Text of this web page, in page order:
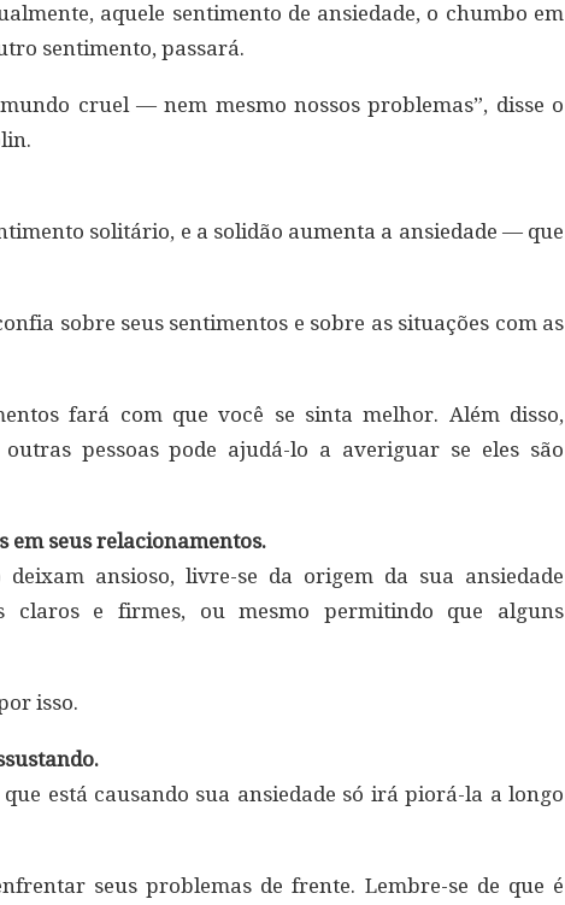
aquele sentimento de ansiedade, o chumbo em
sentimento, passará.
cruel — nem mesmo nossos problemas”, disse o
solitário, e a solidão aumenta a ansiedade — que
sobre seus sentimentos e sobre as situações com as
fará com que você se sinta melhor. Além disso,
pessoas pode ajudá-lo a averiguar se eles são
em seus relacionamentos.
deixam ansioso, livre-se da origem da sua ansiedade
claros e firmes, ou mesmo permitindo que alguns
isso.
está causando sua ansiedade só irá piorá-la a longo
seus problemas de frente. Lembre-se de que é